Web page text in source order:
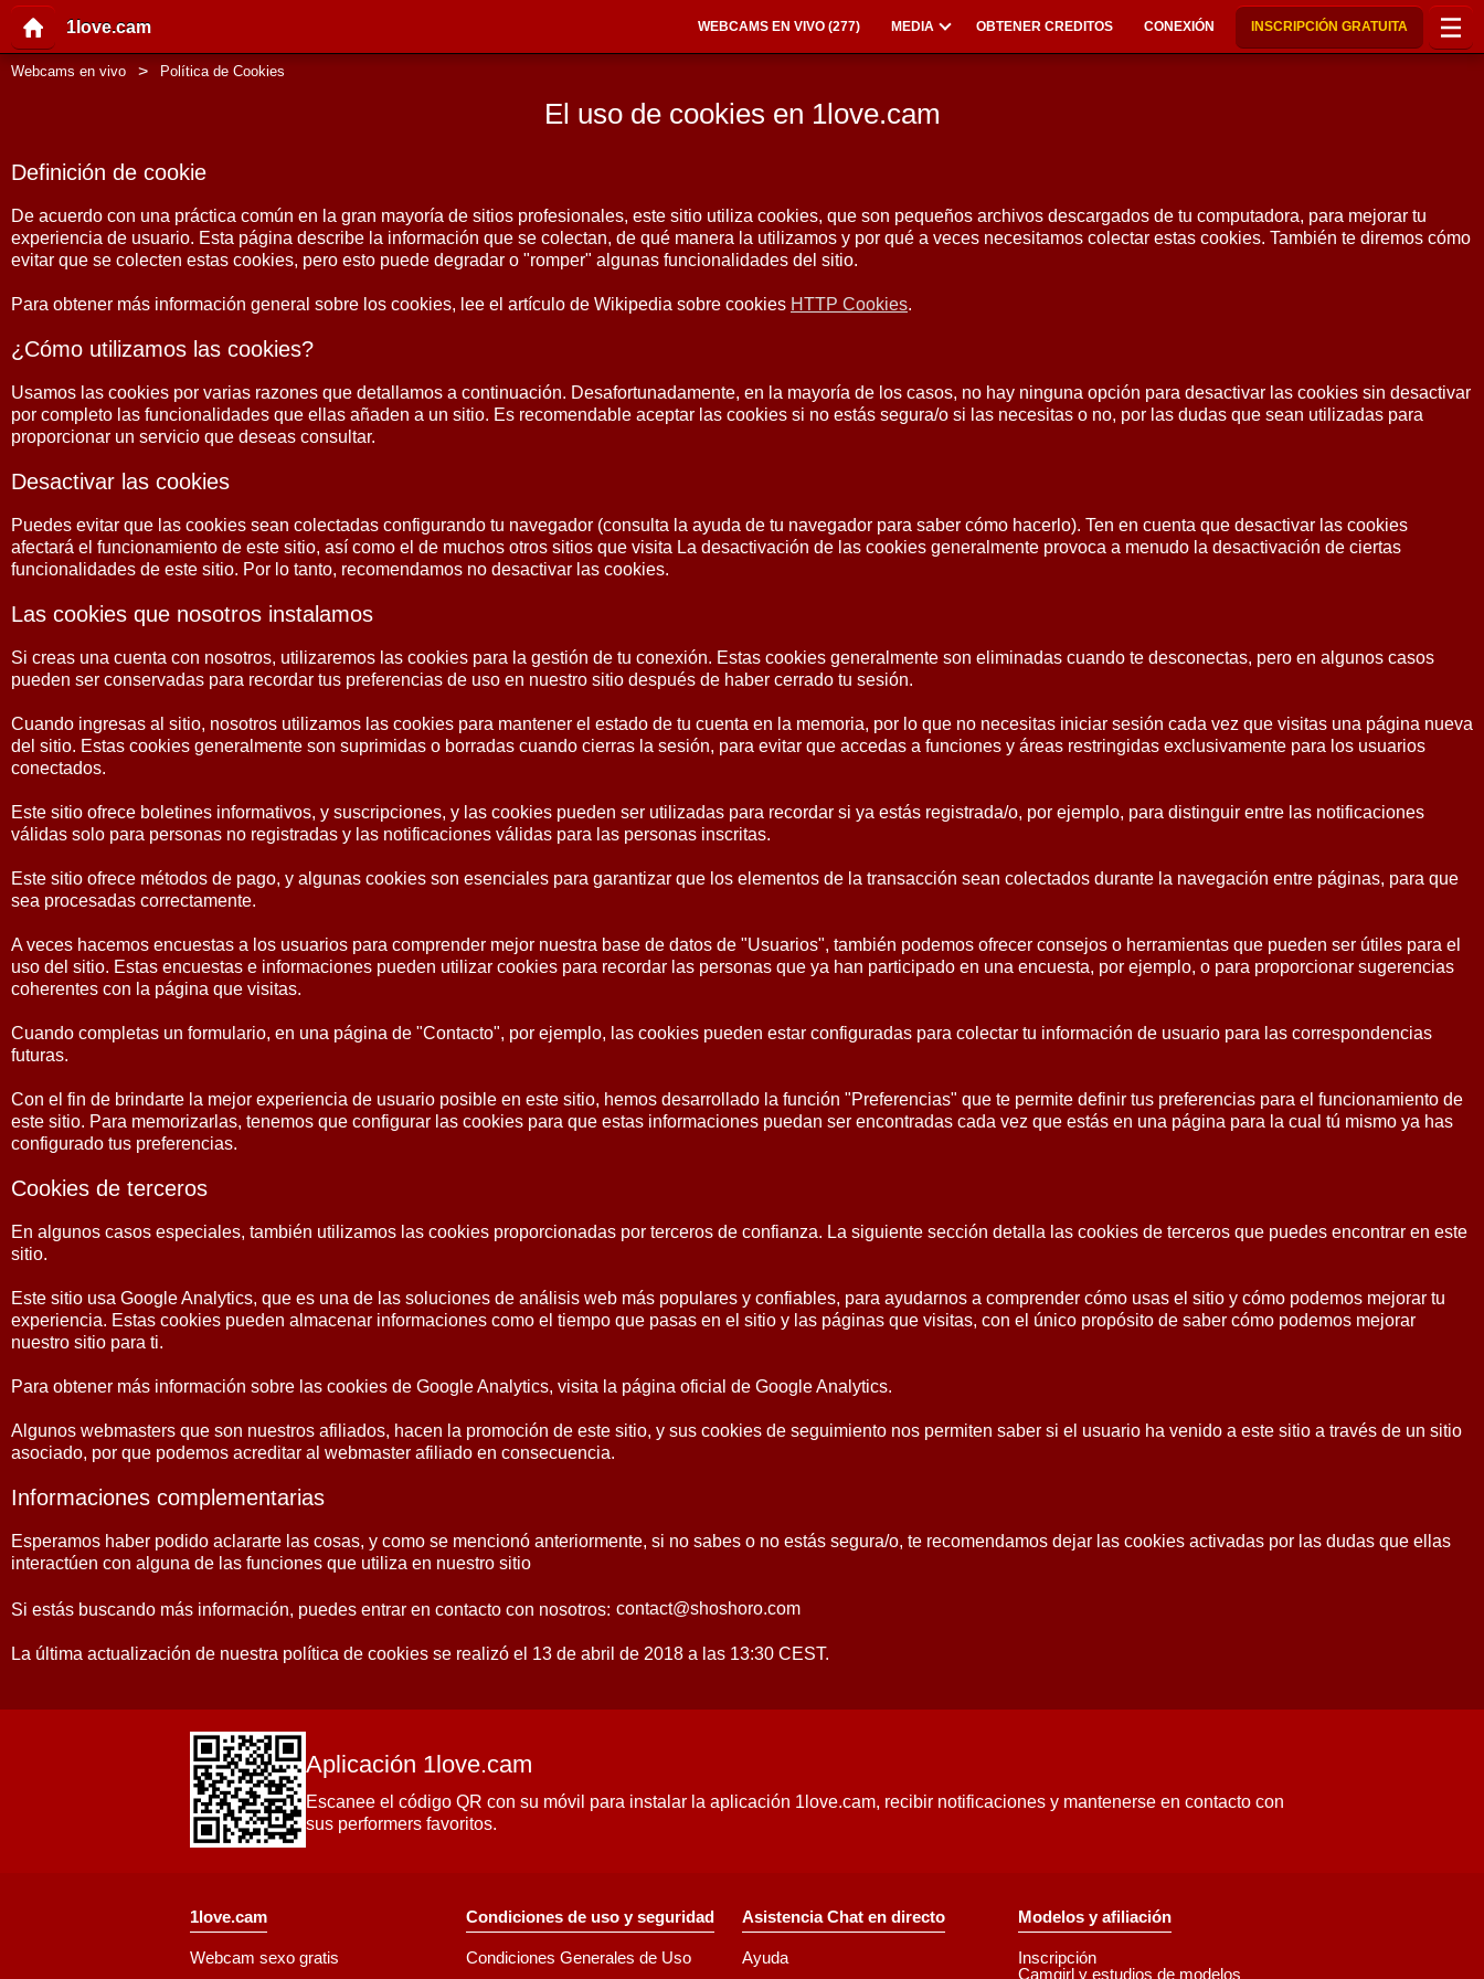
1love.cam WEBCAMS EN VIVO (277) MEDIA OBTENER CREDITOS CONEXIÓN INSCRIPCIÓN GRATUITA
Webcams en vivo Política de Cookies
El uso de cookies en 1love.cam
Definición de cookie
De acuerdo con una práctica común en la gran mayoría de sitios profesionales, este sitio utiliza cookies, que son pequeños archivos descargados de tu computadora, para mejorar tu
experiencia de usuario. Esta página describe la información que se colectan, de qué manera la utilizamos y por qué a veces necesitamos colectar estas cookies. También te diremos cómo
evitar que se colecten estas cookies, pero esto puede degradar o "romper" algunas funcionalidades del sitio.
Para obtener más información general sobre los cookies, lee el artículo de Wikipedia sobre cookies HTTP Cookies.
¿Cómo utilizamos las cookies?
Usamos las cookies por varias razones que detallamos a continuación. Desafortunadamente, en la mayoría de los casos, no hay ninguna opción para desactivar las cookies sin desactivar
por completo las funcionalidades que ellas añaden a un sitio. Es recomendable aceptar las cookies si no estás segura/o si las necesitas o no, por las dudas que sean utilizadas para
proporcionar un servicio que deseas consultar.
Desactivar las cookies
Puedes evitar que las cookies sean colectadas configurando tu navegador (consulta la ayuda de tu navegador para saber cómo hacerlo). Ten en cuenta que desactivar las cookies
afectará el funcionamiento de este sitio, así como el de muchos otros sitios que visita La desactivación de las cookies generalmente provoca a menudo la desactivación de ciertas
funcionalidades de este sitio. Por lo tanto, recomendamos no desactivar las cookies.
Las cookies que nosotros instalamos
Si creas una cuenta con nosotros, utilizaremos las cookies para la gestión de tu conexión. Estas cookies generalmente son eliminadas cuando te desconectas, pero en algunos casos
pueden ser conservadas para recordar tus preferencias de uso en nuestro sitio después de haber cerrado tu sesión.
Cuando ingresas al sitio, nosotros utilizamos las cookies para mantener el estado de tu cuenta en la memoria, por lo que no necesitas iniciar sesión cada vez que visitas una página nueva
del sitio. Estas cookies generalmente son suprimidas o borradas cuando cierras la sesión, para evitar que accedas a funciones y áreas restringidas exclusivamente para los usuarios
conectados.
Este sitio ofrece boletines informativos, y suscripciones, y las cookies pueden ser utilizadas para recordar si ya estás registrada/o, por ejemplo, para distinguir entre las notificaciones
válidas solo para personas no registradas y las notificaciones válidas para las personas inscritas.
Este sitio ofrece métodos de pago, y algunas cookies son esenciales para garantizar que los elementos de la transacción sean colectados durante la navegación entre páginas, para que
sea procesadas correctamente.
A veces hacemos encuestas a los usuarios para comprender mejor nuestra base de datos de "Usuarios", también podemos ofrecer consejos o herramientas que pueden ser útiles para el
uso del sitio. Estas encuestas e informaciones pueden utilizar cookies para recordar las personas que ya han participado en una encuesta, por ejemplo, o para proporcionar sugerencias
coherentes con la página que visitas.
Cuando completas un formulario, en una página de "Contacto", por ejemplo, las cookies pueden estar configuradas para colectar tu información de usuario para las correspondencias
futuras.
Con el fin de brindarte la mejor experiencia de usuario posible en este sitio, hemos desarrollado la función "Preferencias" que te permite definir tus preferencias para el funcionamiento de
este sitio. Para memorizarlas, tenemos que configurar las cookies para que estas informaciones puedan ser encontradas cada vez que estás en una página para la cual tú mismo ya has
configurado tus preferencias.
Cookies de terceros
En algunos casos especiales, también utilizamos las cookies proporcionadas por terceros de confianza. La siguiente sección detalla las cookies de terceros que puedes encontrar en este
sitio.
Este sitio usa Google Analytics, que es una de las soluciones de análisis web más populares y confiables, para ayudarnos a comprender cómo usas el sitio y cómo podemos mejorar tu
experiencia. Estas cookies pueden almacenar informaciones como el tiempo que pasas en el sitio y las páginas que visitas, con el único propósito de saber cómo podemos mejorar
nuestro sitio para ti.
Para obtener más información sobre las cookies de Google Analytics, visita la página oficial de Google Analytics.
Algunos webmasters que son nuestros afiliados, hacen la promoción de este sitio, y sus cookies de seguimiento nos permiten saber si el usuario ha venido a este sitio a través de un sitio
asociado, por que podemos acreditar al webmaster afiliado en consecuencia.
Informaciones complementarias
Esperamos haber podido aclararte las cosas, y como se mencionó anteriormente, si no sabes o no estás segura/o, te recomendamos dejar las cookies activadas por las dudas que ellas
interactúen con alguna de las funciones que utiliza en nuestro sitio
Si estás buscando más información, puedes entrar en contacto con nosotros:
La última actualización de nuestra política de cookies se realizó el 13 de abril de 2018 a las 13:30 CEST.
Aplicación 1love.cam
Escanee el código QR con su móvil para instalar la aplicación 1love.cam, recibir notificaciones y mantenerse en contacto con
sus performers favoritos.
1love.cam
Webcam sexo gratis
Condiciones de uso y seguridad
Condiciones Generales de Uso
Asistencia Chat en directo
Ayuda
Modelos y afiliación
Inscripción
Camgirl y estudios de modelos